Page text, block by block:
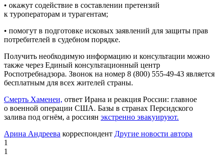
• окажут содействие в составлении претензий
к туроператорам и турагентам;
• помогут в подготовке исковых заявлений для защиты прав
потребителей в судебном порядке.
Получить необходимую информацию и консультации можно
также через Единый консультационный центр
Роспотребнадзора. Звонок на номер 8 (800) 555-49-43 является
бесплатным для всех жителей страны.
Смерть Хаменеи, ответ Ирана и реакция России: главное
о военной операции США. Базы в странах Персидского
залива под огнём, а россиян экстренно эвакуируют.
Арина Андреева корреспондент Другие новости автора
1
1